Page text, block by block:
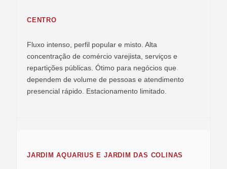
CENTRO
Fluxo intenso, perfil popular e misto. Alta
concentração de comércio varejista, serviços e
repartições públicas. Ótimo para negócios que
dependem de volume de pessoas e atendimento
presencial rápido. Estacionamento limitado.
JARDIM AQUARIUS E JARDIM DAS COLINAS